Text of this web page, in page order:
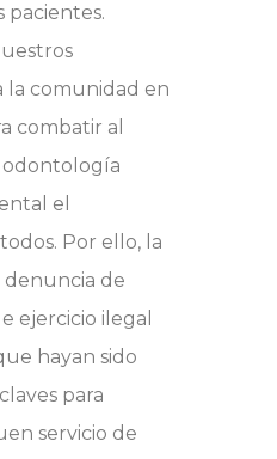
pacientes.
la comunidad en
combatir al
odontología
el
Por ello, la
denuncia de
ejercicio ilegal
hayan sido
para
servicio de